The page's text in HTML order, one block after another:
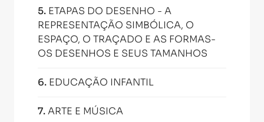
5. ETAPAS DO DESENHO - A
REPRESENTAÇÃO SIMBÓLICA, O
ESPAÇO, O TRAÇADO E AS FORMAS-
OS DESENHOS E SEUS TAMANHOS
6. EDUCAÇÃO INFANTIL
7.ARTE E MÚSICA